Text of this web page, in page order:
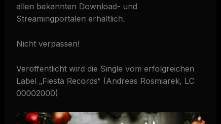
allen bekannten Download- und
Streamingportalen erhältlich.
Nicht verpassen!
Veröffentlicht wird die Single vom erfolgreichen
Label „Fiesta Records“ (Andreas Rosmiarek, LC
00002000)